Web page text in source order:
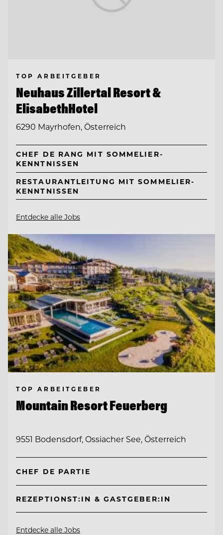
TOP ARBEITGEBER
Neuhaus Zillertal Resort &
ElisabethHotel
6290 Mayrhofen, Österreich
CHEF DE RANG MIT SOMMELIER-
KENNTNISSEN
RESTAURANTLEITUNG MIT SOMMELIER-
KENNTNISSEN
Entdecke alle Jobs
TOP ARBEITGEBER
Mountain Resort Feuerberg
9551 Bodensdorf, Ossiacher See, Österreich
CHEF DE PARTIE
REZEPTIONST:IN & GASTGEBER:IN
Entdecke alle Jobs